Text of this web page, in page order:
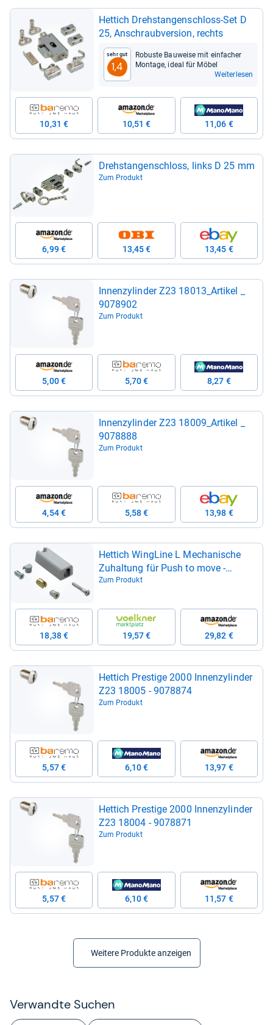
Het­tich Dreh­stan­gen­schloss-​Set D
25, Anschraub­ver­sion, rechts
Sehr gut
1,4
Robuste Bau­weise mit ein­fa­cher
Mon­tage, ideal für Möbel
Weiterlesen
10,31 € 10,51 € 11,06 €
Dreh­stan­gen­schloss, links D 25 mm
Zum Produkt
6,99 € 13,45 € 13,45 €
Innen­zy­lin­der Z23 18013_Arti­kel _
9078902
Zum Produkt
5,00 € 5,70 € 8,27 €
Innen­zy­lin­der Z23 18009_Arti­kel _
9078888
Zum Produkt
4,54 € 5,58 € 13,98 €
Het­tich Wing­Line L Mecha­ni­sche
Zuhal­tung für Push to move -​
9264191
Zum Produkt
18,38 € 19,57 € 29,82 €
Het­tich Pres­tige 2000 Innen­zy­lin­der
Z23 18005 -​ 9078874
Zum Produkt
5,57 € 6,10 € 13,97 €
Het­tich Pres­tige 2000 Innen­zy­lin­der
Z23 18004 -​ 9078871
Zum Produkt
5,57 € 6,10 € 11,57 €
Weitere Produkte anzeigen
Ver­wandte Suchen